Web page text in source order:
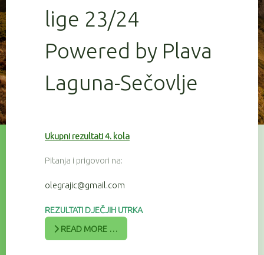
lige 23/24
Powered by Plava
Laguna-Sečovlje
Ukupni rezultati 4. kola
Pitanja i prigovori na:
olegrajic@gmail.com
REZULTATI DJEČJIH UTRKA
READ MORE …